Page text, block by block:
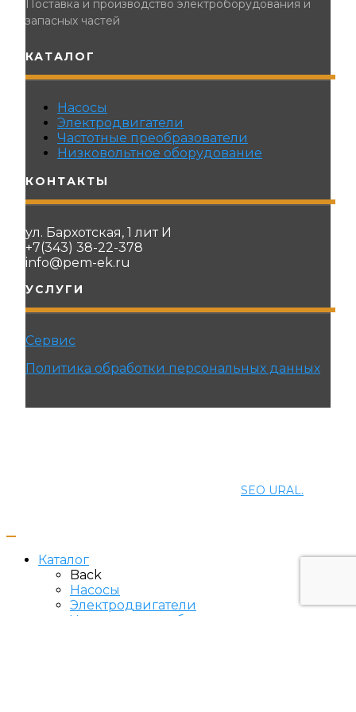
Поставка и производство электроборудования и
запасных частей
КАТАЛОГ
Насосы
Электродвигатели
Частотные преобразователи
Низковольтное оборудование
КОНТАКТЫ
ул. Бархотская, 1 лит И
+7(343) 38-22-378
info@pem-ek.ru
УСЛУГИ
Сервис
Политика обработки персональных данных
SEO URAL.
Каталог
Back
Насосы
Электродвигатели
Частотные преобразователи